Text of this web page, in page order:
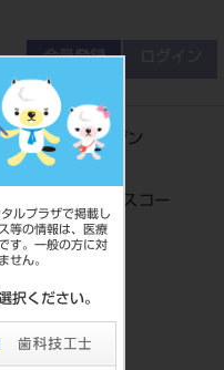
ルプラザで掲載し
等の情報は、医療
す。一般の方に対
せん。
択ください。
会員登録
デンタルマガジン
える！マイクロスコー
法
ログイン